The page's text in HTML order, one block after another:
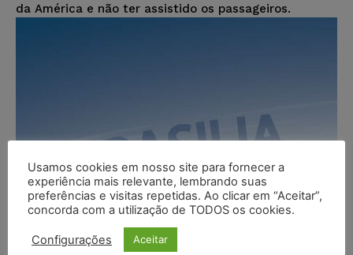
da América e não ter assistido os passageiros.
Usamos cookies em nosso site para fornecer a
experiência mais relevante, lembrando suas
preferências e visitas repetidas. Ao clicar em “Aceitar”,
concorda com a utilização de TODOS os cookies.
Configurações Aceitar